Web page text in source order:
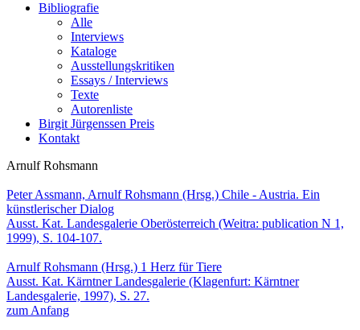
Bibliografie
Alle
Interviews
Kataloge
Ausstellungskritiken
Essays / Interviews
Texte
Autorenliste
Birgit Jürgenssen Preis
Kontakt
Arnulf Rohsmann
Peter Assmann, Arnulf Rohsmann (Hrsg.) Chile - Austria. Ein
künstlerischer Dialog
Ausst. Kat. Landesgalerie Oberösterreich (Weitra: publication N 1,
1999), S. 104-107.
Arnulf Rohsmann (Hrsg.) 1 Herz für Tiere
Ausst. Kat. Kärntner Landesgalerie (Klagenfurt: Kärntner
Landesgalerie, 1997), S. 27.
zum Anfang